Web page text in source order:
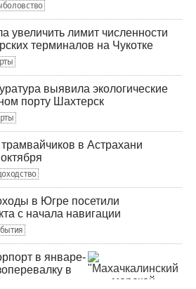
лимит численности
терминалов на Чукотке
выявила экологические
порту Шахтерск
в Астрахани
в Югре посетили
с начала навигации
в январе-
в